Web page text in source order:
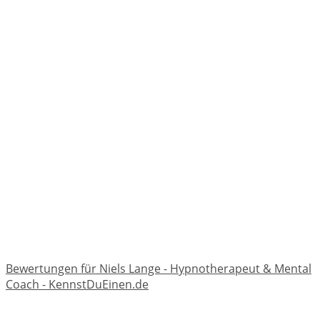
Bewertungen für Niels Lange - Hypnotherapeut & Mental
Coach - KennstDuEinen.de